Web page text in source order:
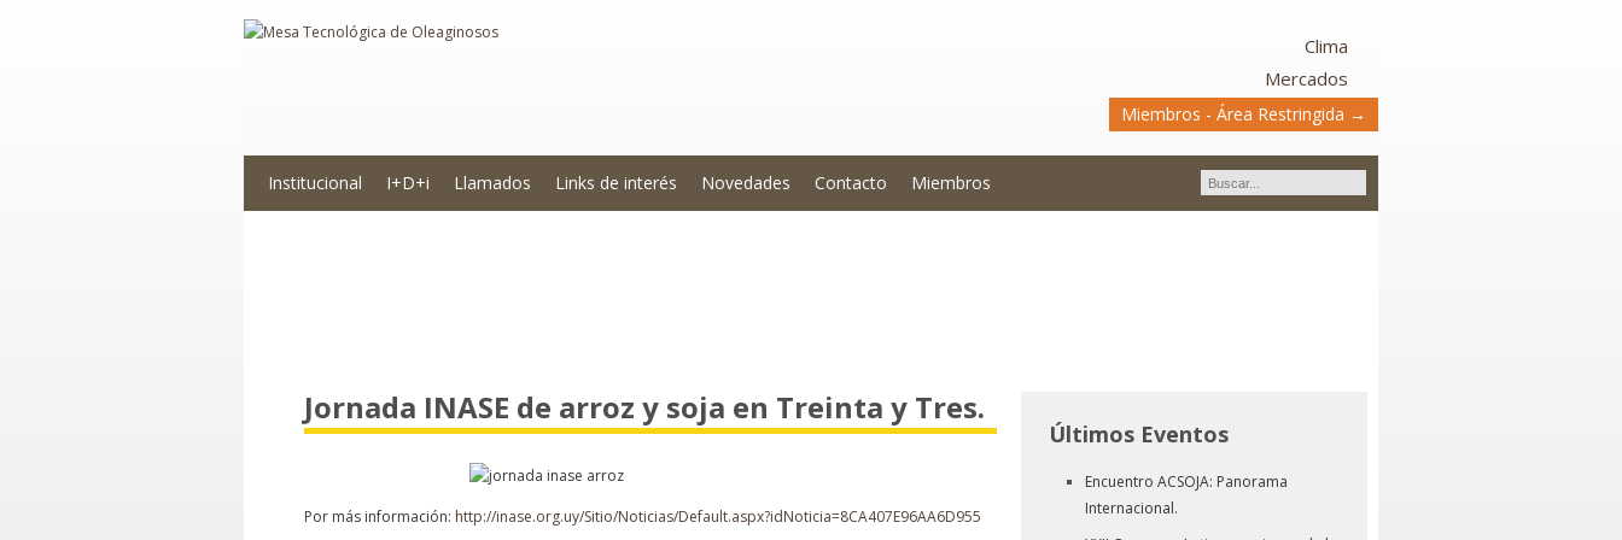
Clima
Mercados
Miembros - Área Restringida →
Institucional I+D+i Llamados Links de interés Novedades Contacto Miembros
Jornada INASE de arroz y soja en Treinta y Tres.
Por más información: http://inase.org.uy/Sitio/Noticias/Default.aspx?idNoticia=8CA407E96AA6D955
Últimos Eventos
Encuentro ACSOJA: Panorama
Internacional.